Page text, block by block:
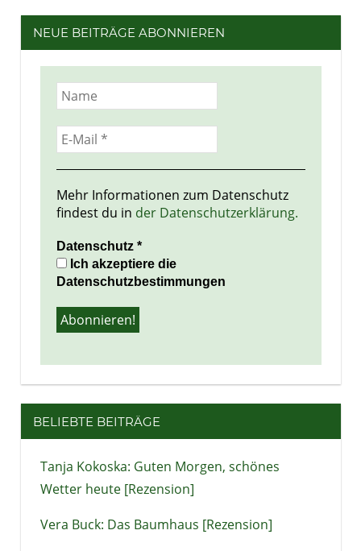
NEUE BEITRÄGE ABONNIEREN
Mehr Informationen zum Datenschutz
findest du in der Datenschutzerklärung.
Datenschutz *
Ich akzeptiere die
Datenschutzbestimmungen
BELIEBTE BEITRÄGE
Tanja Kokoska: Guten Morgen, schönes
Wetter heute [Rezension]
Vera Buck: Das Baumhaus [Rezension]